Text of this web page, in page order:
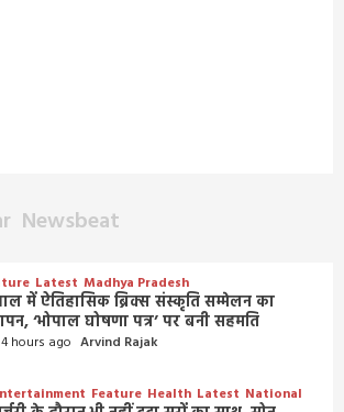
Newsbeat
Latest Madhya Pradesh
में ऐतिहासिक ब्रिक्स संस्कृति सम्मेलन का
‘भोपाल घोषणा पत्र’ पर बनी सहमति
4 hours ago Arvind Rajak
Feature Health Latest National